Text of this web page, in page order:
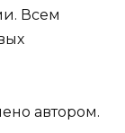
Всем
автором.